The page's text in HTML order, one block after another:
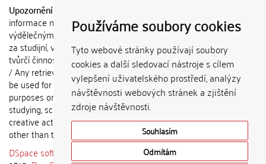
Používáme soubory cookies
Tyto webové stránky používají soubory
cookies a další sledovací nástroje s cílem
vylepšení uživatelského prostředí, analýzy
návštěvnosti webových stránek a zjištění
zdroje návštěvnosti.
Souhlasím
Odmítám
Upozornění / Notice:
informace nemohou být použity k
výdělečným účelům nebo vydávány
za studijní, vědeckou nebo jinou
tvůrčí činnost jiné osoby než autora.
/ Any retrieved information shall not
be used for any commercial
purposes or claimed as results of
studying, scientific or any other
creative activities of any person
other than the author.
DSpace software
copyright © 2002-